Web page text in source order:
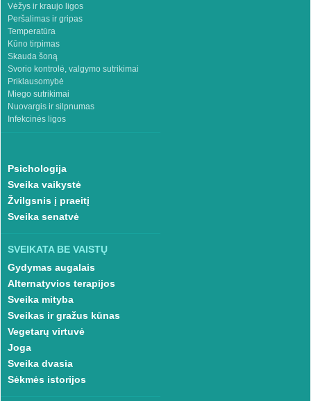
Vėžys ir kraujo ligos
Peršalimas ir gripas
Temperatūra
Kūno tirpimas
Skauda šoną
Svorio kontrolė, valgymo sutrikimai
Priklausomybė
Miego sutrikimai
Nuovargis ir silpnumas
Infekcinės ligos
Psichologija
Sveika vaikystė
Žvilgsnis į praeitį
Sveika senatvė
SVEIKATA BE VAISTŲ
Gydymas augalais
Alternatyvios terapijos
Sveika mityba
Sveikas ir gražus kūnas
Vegetarų virtuvė
Joga
Sveika dvasia
Sėkmės istorijos